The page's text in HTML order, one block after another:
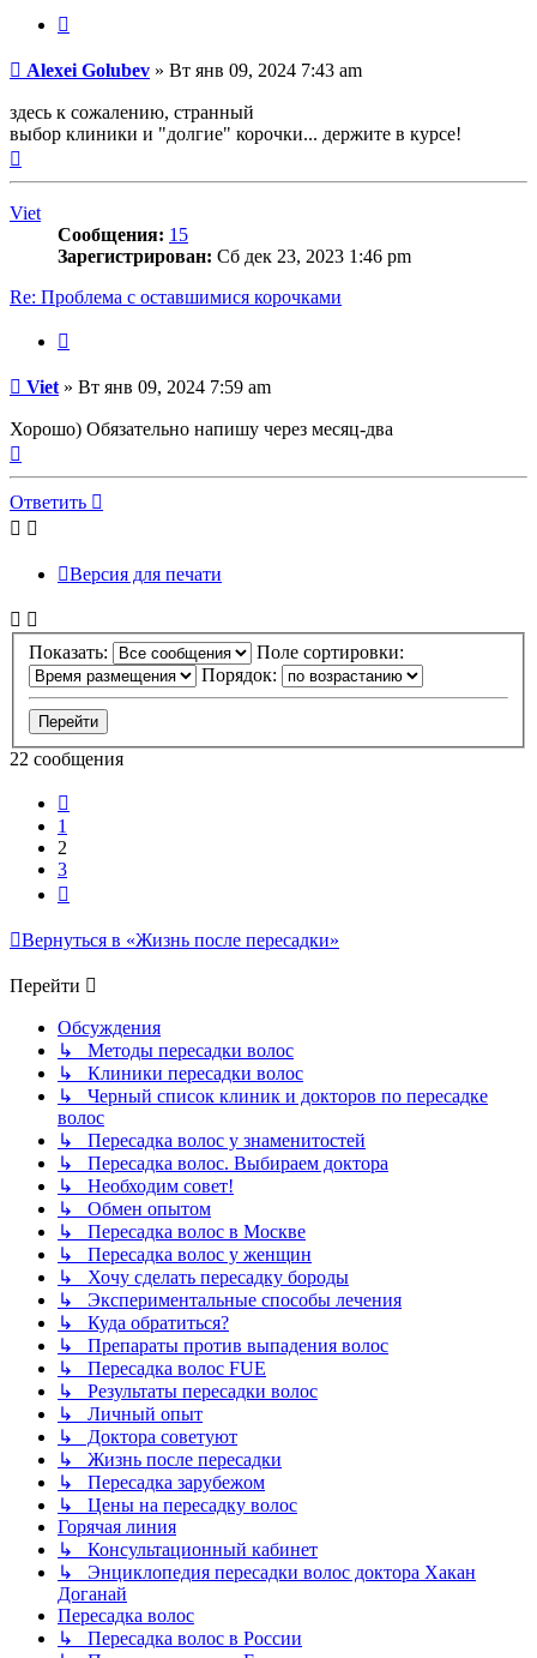
Сообщение
Alexei Golubev » Вт янв 09, 2024 7:43 am
здесь к сожалению, странный
выбор клиники и "долгие" корочки... держите в курсе!
Viet
Сообщения: 15
Зарегистрирован: Сб дек 23, 2023 1:46 pm
Re: Проблема с оставшимися корочками
Сообщение
Viet » Вт янв 09, 2024 7:59 am
Хорошо) Обязательно напишу через месяц-два
началу
Ответить
Версия для печати
Показать:
Поле сортировки:
Порядок:
22 сообщения
1
2
3
Вернуться в «Жизнь после пересадки»
Перейти
Обсуждения
↳ Методы пересадки волос
↳ Клиники пересадки волос
↳ Черный список клиник и докторов по пересадке
волос
↳ Пересадка волос у знаменитостей
↳ Пересадка волос. Выбираем доктора
↳ Необходим совет!
↳ Обмен опытом
↳ Пересадка волос в Москве
↳ Пересадка волос у женщин
↳ Хочу сделать пересадку бороды
↳ Экспериментальные способы лечения
↳ Куда обратиться?
↳ Препараты против выпадения волос
↳ Пересадка волос FUE
↳ Результаты пересадки волос
↳ Личный опыт
↳ Доктора советуют
↳ Жизнь после пересадки
↳ Пересадка зарубежом
↳ Цены на пересадку волос
Горячая линия
↳ Консультационный кабинет
↳ Энциклопедия пересадки волос доктора Хакан
Доганай
Пересадка волос
↳ Пересадка волос в России